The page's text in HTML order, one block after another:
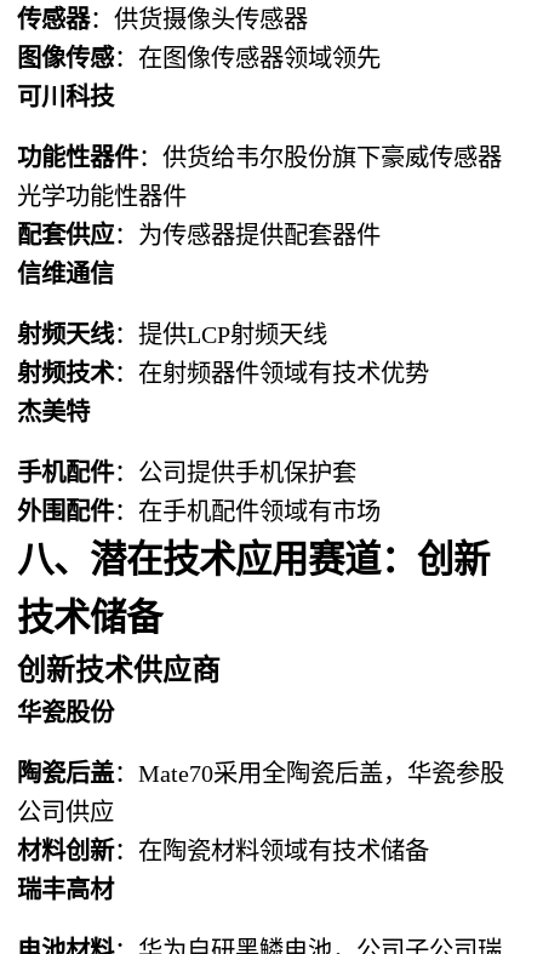
传感器：供货摄像头传感器
图像传感：在图像传感器领域领先
可川科技
功能性器件：供货给韦尔股份旗下豪威传感器
光学功能性器件
配套供应：为传感器提供配套器件
信维通信
射频天线：提供LCP射频天线
射频技术：在射频器件领域有技术优势
杰美特
手机配件：公司提供手机保护套
外围配件：在手机配件领域有市场
八、潜在技术应用赛道：创新
技术储备
创新技术供应商
华瓷股份
陶瓷后盖：Mate70采用全陶瓷后盖，华瓷参股
公司供应
材料创新：在陶瓷材料领域有技术储备
瑞丰高材